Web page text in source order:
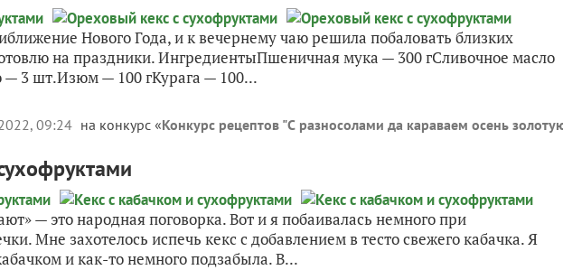
Нового Года, и к вечернему чаю решила побаловать близких
на праздники. ИнгредиентыПшеничная мука — 300 гСливочное масло
— 3 шт.Изюм — 100 гКурага — 100...
09:24 на конкурс «Конкурс рецептов "С разносолами да караваем осень
— это народная поговорка. Вот и я побаивалась немного при
Мне захотелось испечь кекс с добавлением в тесто свежего кабачка. Я
и как-то немного подзабыла. В...